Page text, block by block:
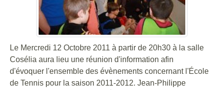
Le Mercredi 12 Octobre 2011 à partir de 20h30 à la salle
Cosélia aura lieu une réunion d'information afin
d'évoquer l'ensemble des évènements concernant l'École
de Tennis pour la saison 2011-2012. Jean-Philippe